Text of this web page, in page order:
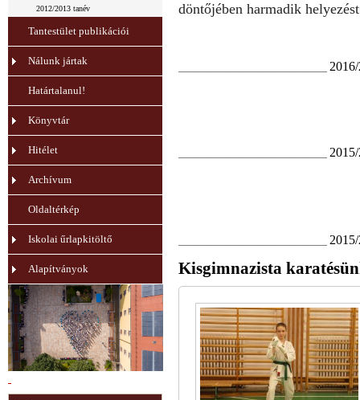
2012/2013 tanév
Tantestület publikációi
Nálunk jártak
Határtalanul!
Könyvtár
Hitélet
Archívum
Oldaltérkép
Iskolai űrlapkitöltő
Alapítványok
döntőjében harmadik
Kisgimnazista